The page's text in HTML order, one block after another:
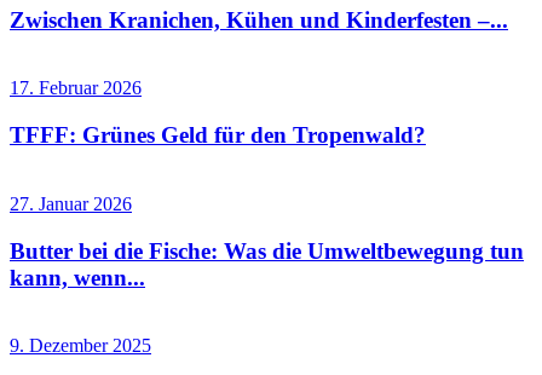
Zwischen Kranichen, Kühen und Kinderfesten –...
17. Februar 2026
TFFF: Grünes Geld für den Tropenwald?
27. Januar 2026
Butter bei die Fische: Was die Umweltbewegung tun
kann, wenn...
9. Dezember 2025